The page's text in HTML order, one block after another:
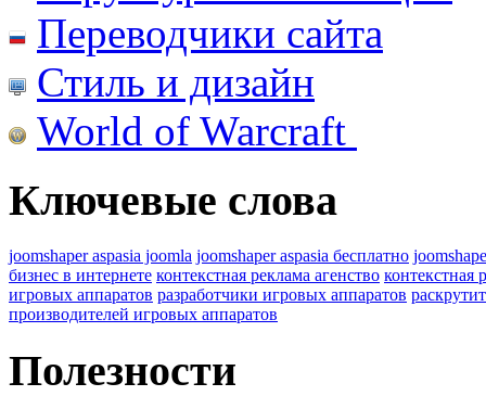
Переводчики сайта
Стиль и дизайн
World of Warcraft
Ключевые слова
joomshaper aspasia joomla joomshaper aspasia бесплатно
бизнес в интернете контекстная реклама агенство контекстная
игровых аппаратов разработчики игровых аппаратов
производителей игровых аппаратов
Полезности